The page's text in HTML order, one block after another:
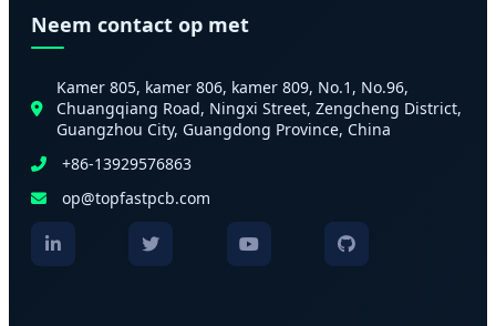
Neem contact op met
Kamer 805, kamer 806, kamer 809, No.1, No.96,
Chuangqiang Road, Ningxi Street, Zengcheng District,
Guangzhou City, Guangdong Province, China
+86-13929576863
op@topfastpcb.com